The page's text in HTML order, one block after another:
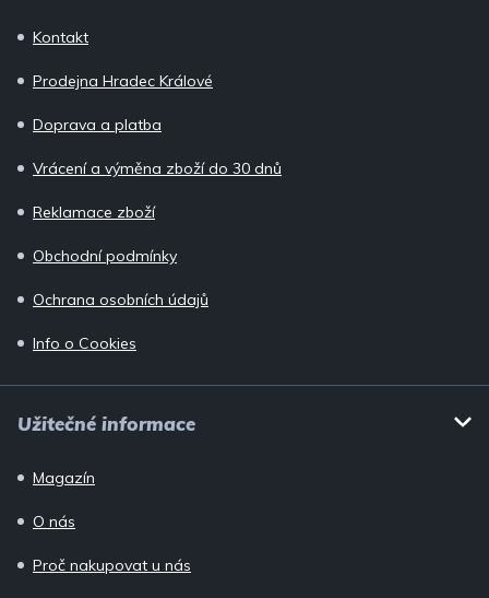
Kontakt
Prodejna Hradec Králové
Doprava a platba
Vrácení a výměna zboží do 30 dnů
Reklamace zboží
Obchodní podmínky
Ochrana osobních údajů
Info o Cookies
Užitečné informace
Magazín
O nás
Proč nakupovat u nás